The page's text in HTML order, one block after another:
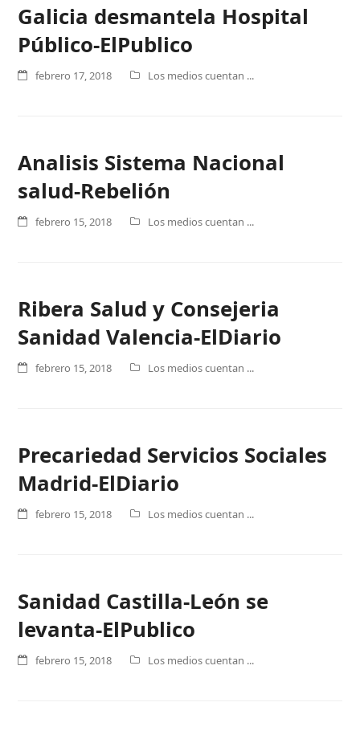
Galicia desmantela Hospital
Público-ElPublico
febrero 17, 2018 Los medios cuentan ...
Analisis Sistema Nacional
salud-Rebelión
febrero 15, 2018 Los medios cuentan ...
Ribera Salud y Consejeria
Sanidad Valencia-ElDiario
febrero 15, 2018 Los medios cuentan ...
Precariedad Servicios Sociales
Madrid-ElDiario
febrero 15, 2018 Los medios cuentan ...
Sanidad Castilla-León se
levanta-ElPublico
febrero 15, 2018 Los medios cuentan ...